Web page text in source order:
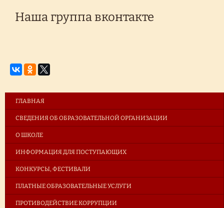
Наша группа вконтакте
ГЛАВНАЯ
СВЕДЕНИЯ ОБ ОБРАЗОВАТЕЛЬНОЙ ОРГАНИЗАЦИИ
О ШКОЛЕ
ИНФОРМАЦИЯ ДЛЯ ПОСТУПАЮЩИХ
КОНКУРСЫ, ФЕСТИВАЛИ
ПЛАТНЫЕ ОБРАЗОВАТЕЛЬНЫЕ УСЛУГИ
ПРОТИВОДЕЙСТВИЕ КОРРУПЦИИ